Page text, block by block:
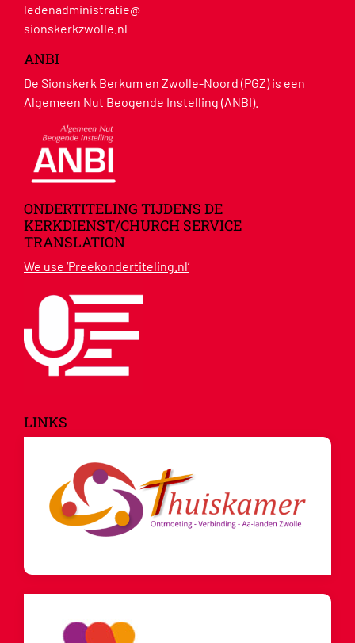
ledenadministratie@
sionskerkzwolle.nl
ANBI
De Sionskerk Berkum en Zwolle-Noord (PGZ) is een
Algemeen Nut Beogende Instelling (ANBI).
ONDERTITELING TIJDENS DE
KERKDIENST/CHURCH SERVICE
TRANSLATION
We use ‘Preekondertiteling.nl’
LINKS